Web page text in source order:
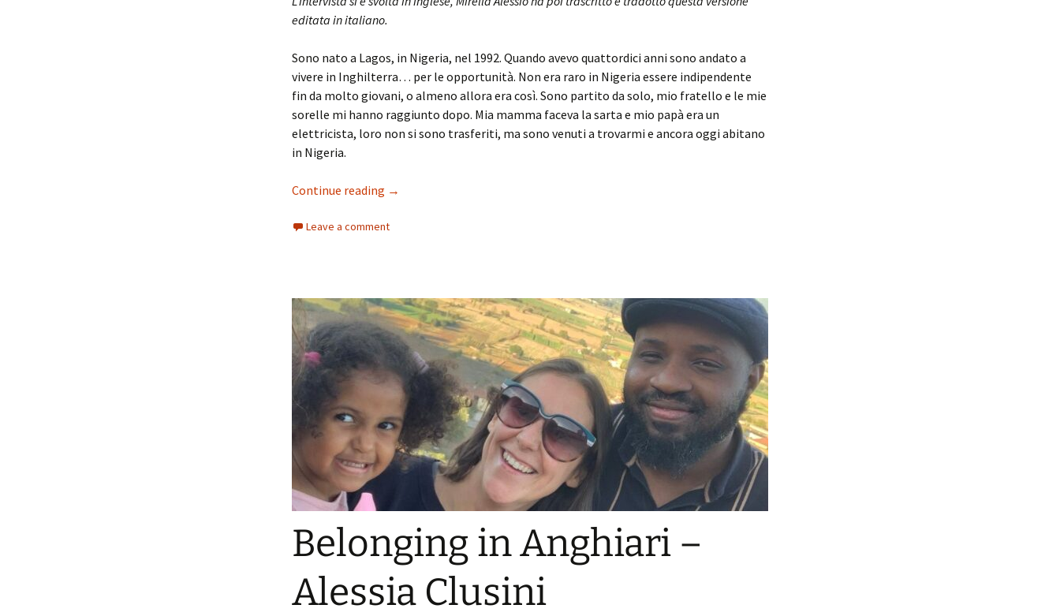
editata in italiano.
Sono nato a Lagos, in Nigeria, nel 1992. Quando avevo quattordici anni sono andato a
vivere in Inghilterra… per le opportunità. Non era raro in Nigeria essere indipendente
fin da molto giovani, o almeno allora era così. Sono partito da solo, mio fratello e le mie
sorelle mi hanno raggiunto dopo. Mia mamma faceva la sarta e mio papà era un
elettricista, loro non si sono trasferiti, ma sono venuti a trovarmi e ancora oggi abitano
in Nigeria.
Continue reading Belonging in Anghiari – Tomiwa Adey
→
Leave a comment
Belonging in Anghiari –
Alessia Clusini